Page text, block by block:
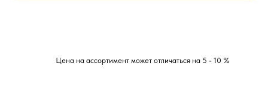
Цена на ассортимент может отличаться на 5 - 10 %